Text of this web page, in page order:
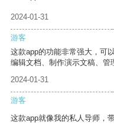
2024-01-31
游客
这款app的功能非常强大，可
编辑文档、制作演示文稿、管
2024-01-31
游客
这款app就像我的私人导师，